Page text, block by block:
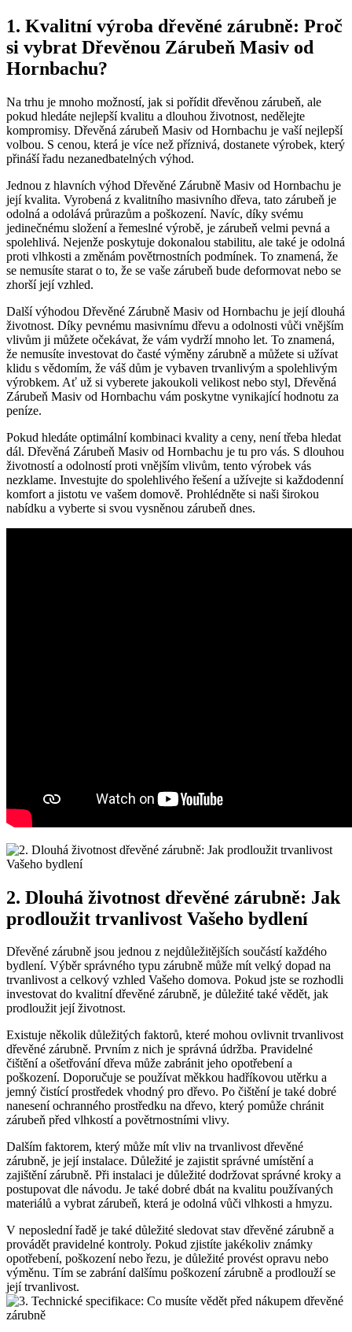
1. Kvalitní výroba dřevěné zárubně: Proč
si vybrat Dřevěnou Zárubeň Masiv od
Hornbachu?
Na trhu je mnoho možností, jak si pořídit dřevěnou zárubeň, ale
pokud hledáte nejlepší kvalitu a dlouhou životnost, nedělejte
kompromisy. Dřevěná zárubeň Masiv od Hornbachu je vaší nejlepší
volbou. S cenou, která je více než příznivá, dostanete výrobek, který
přináší řadu nezanedbatelných výhod.
Jednou z hlavních výhod Dřevěné Zárubně Masiv od Hornbachu je
její kvalita. Vyrobená z kvalitního masivního dřeva, tato zárubeň je
odolná a odolává průrazům a poškození. Navíc, díky svému
jedinečnému složení a řemeslné výrobě, je zárubeň velmi pevná a
spolehlivá. Nejenže poskytuje dokonalou stabilitu, ale také je odolná
proti vlhkosti a změnám povětrnostních podmínek. To znamená, že
se nemusíte starat o to, že se vaše zárubeň bude deformovat nebo se
zhorší její vzhled.
Další výhodou Dřevěné Zárubně Masiv od Hornbachu je její dlouhá
životnost. Díky pevnému masivnímu dřevu a odolnosti vůči vnějším
vlivům ji můžete očekávat, že vám vydrží mnoho let. To znamená,
že nemusíte investovat do časté výměny zárubně a můžete si užívat
klidu s vědomím, že váš dům je vybaven trvanlivým a spolehlivým
výrobkem. Ať už si vyberete jakoukoli velikost nebo styl, Dřevěná
Zárubeň Masiv od Hornbachu vám poskytne vynikající hodnotu za
peníze.
Pokud hledáte optimální kombinaci kvality a ceny, není třeba hledat
dál. Dřevěná Zárubeň Masiv od Hornbachu je tu pro vás. S dlouhou
životností a odolností proti vnějším vlivům, tento výrobek vás
nezklame. Investujte do spolehlivého řešení a užívejte si každodenní
komfort a jistotu ve vašem domově. Prohlédněte si naši širokou
nabídku a vyberte si svou vysněnou zárubeň dnes.
2. Dlouhá životnost dřevěné zárubně: Jak
prodloužit trvanlivost Vašeho bydlení
Dřevěné zárubně jsou jednou z nejdůležitějších součástí každého
bydlení. Výběr správného typu zárubně může mít velký dopad na
trvanlivost a celkový vzhled Vašeho domova. Pokud jste se rozhodli
investovat do kvalitní dřevěné zárubně, je důležité také vědět, jak
prodloužit její životnost.
Existuje několik důležitých faktorů, které mohou ovlivnit trvanlivost
dřevěné zárubně. Prvním z nich je správná údržba. Pravidelné
čištění a ošetřování dřeva může zabránit jeho opotřebení a
poškození. Doporučuje se používat měkkou hadříkovou utěrku a
jemný čistící prostředek vhodný pro dřevo. Po čištění je také dobré
nanesení ochranného prostředku na dřevo, který pomůže chránit
zárubeň před vlhkostí a povětrnostními vlivy.
Dalším faktorem, který může mít vliv na trvanlivost dřevěné
zárubně, je její instalace. Důležité je zajistit správné umístění a
zajištění zárubně. Při instalaci je důležité dodržovat správné kroky a
postupovat dle návodu. Je také dobré dbát na kvalitu používaných
materiálů a vybrat zárubeň, která je odolná vůči vlhkosti a hmyzu.
V neposlední řadě je také důležité sledovat stav dřevěné zárubně a
provádět pravidelné kontroly. Pokud zjistíte jakékoliv známky
opotřebení, poškození nebo řezu, je důležité provést opravu nebo
výměnu. Tím se zabrání dalšímu poškození zárubně a prodlouží se
její trvanlivost.